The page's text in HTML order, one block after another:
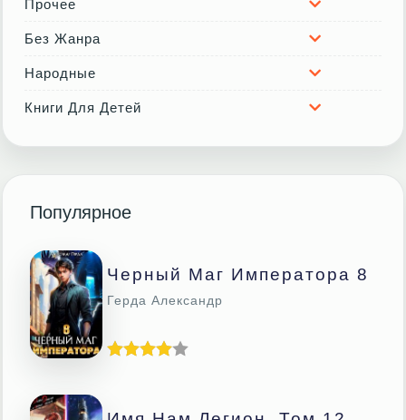
Прочее
Без Жанра
Народные
Книги Для Детей
Популярное
Черный Маг Императора 8
Герда Александр